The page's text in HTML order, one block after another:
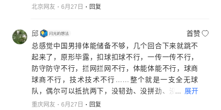
北京网友 6月27日 回复
邱
首赞
总感觉中国男排体能储备不够，几个回合下来就跳不
起来了，原形毕露，扣球扣球不行，一传一传不行，
防守防守不行，拦网拦网不行，体能体能不行，球商
球商不行，技术技术不行……整个就是一支全无球
队，偶尔可以抵抗两下，没韧劲、没拼劲、没耐心，
没见过几个攻传配合的好球。一群不思进取、不求上
展开
重庆网友 6月27日 回复